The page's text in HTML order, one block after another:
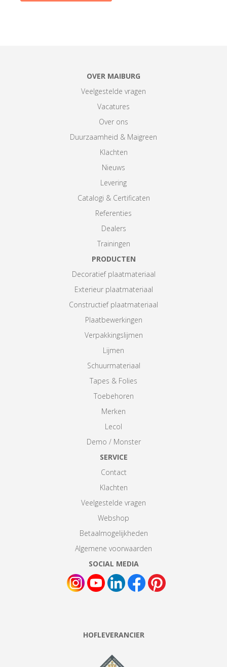
OVER MAIBURG
Veelgestelde vragen
Vacatures
Over ons
Duurzaamheid & Maigreen
Klachten
Nieuws
Levering
Catalogi & Certificaten
Referenties
Dealers
Trainingen
PRODUCTEN
Decoratief plaatmateriaal
Exterieur plaatmateriaal
Constructief plaatmateriaal
Plaatbewerkingen
Verpakkingslijmen
Lijmen
Schuurmateriaal
Tapes & Folies
Toebehoren
Merken
Lecol
Demo / Monster
SERVICE
Contact
Klachten
Veelgestelde vragen
Webshop
Betaalmogelijkheden
Algemene voorwaarden
SOCIAL MEDIA
HOFLEVERANCIER